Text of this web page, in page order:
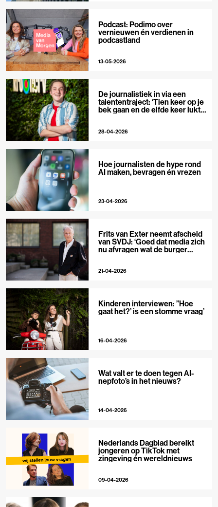
Podcast: Podimo over
vernieuwen én verdienen in
podcastland
13-05-2026
De journalistiek in via een
talententraject: ‘Tien keer op je
bek gaan en de elfde keer lukt
28-04-2026
Hoe journalisten de hype rond
AI maken, bevragen én vrezen
23-04-2026
Frits van Exter neemt afscheid
van SVDJ: ‘Goed dat media zich
nu afvragen wat de burger
21-04-2026
Kinderen interviewen: ”Hoe
gaat het?’ is een stomme vraag’
16-04-2026
Wat valt er te doen tegen AI-
nepfoto’s in het nieuws?
14-04-2026
Nederlands Dagblad bereikt
jongeren op TikTok met
zingeving én wereldnieuws
09-04-2026